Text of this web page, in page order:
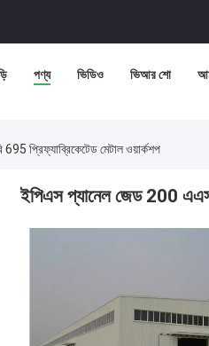
পণ্য ভিডিও ভিআর শো
প্রিফ্যাব্রিকেটেড মেটাল ওয়ার্কশপ
ইপিএস প্যানেল জেড 200